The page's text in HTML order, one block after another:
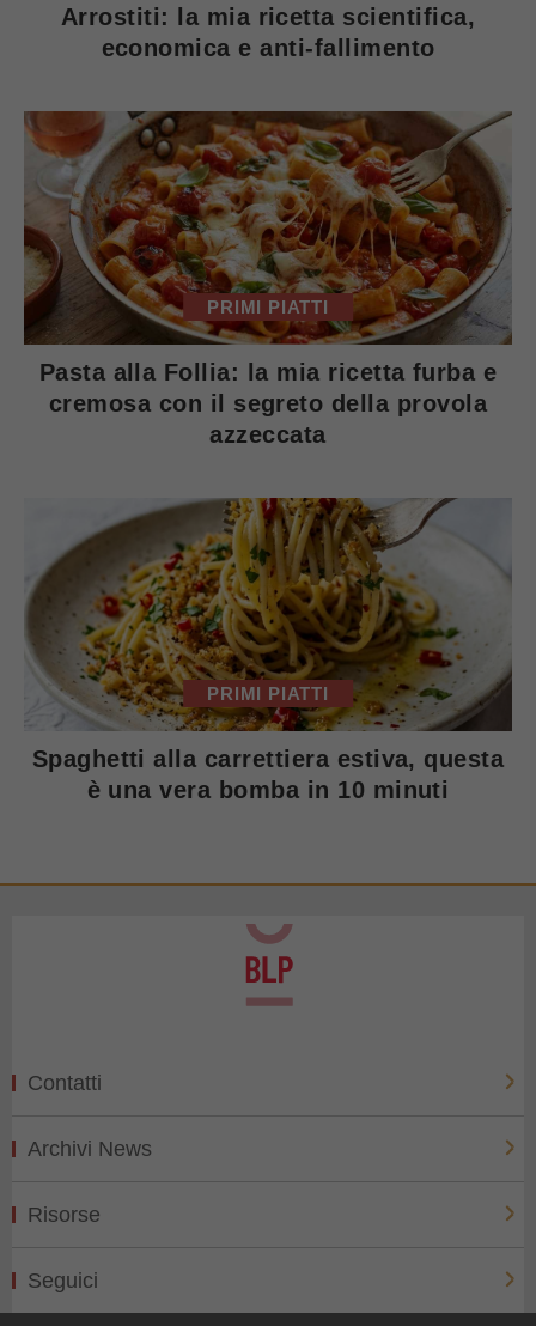
Arrostiti: la mia ricetta scientifica,
economica e anti-fallimento
PRIMI PIATTI
Pasta alla Follia: la mia ricetta furba e
cremosa con il segreto della provola
azzeccata
PRIMI PIATTI
Spaghetti alla carrettiera estiva, questa
è una vera bomba in 10 minuti
Contatti
Archivi News
Risorse
Seguici